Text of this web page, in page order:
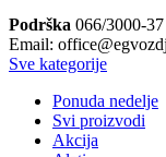
Podrška 066/3000-37
Email:
Sve kategorije
Ponuda nedelje
Svi proizvodi
Akcija